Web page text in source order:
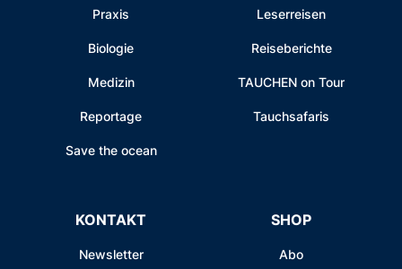
Praxis
Biologie
Medizin
Reportage
Save the ocean
Leserreisen
Reiseberichte
TAUCHEN on Tour
Tauchsafaris
KONTAKT
Newsletter
SHOP
Abo